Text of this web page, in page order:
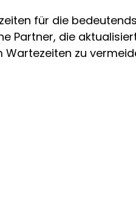
für die
Partner, die
zu